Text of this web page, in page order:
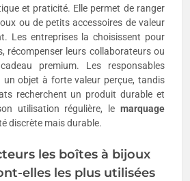
et praticité. Elle permet de ranger
ou de petits accessoires de valeur
Les entreprises la choisissent pour
récompenser leurs collaborateurs ou
premium. Les responsables
un objet à forte valeur perçue, tandis
recherchent un produit durable et
utilisation régulière, le marquage
discrète mais durable.
les boîtes à bijoux
elles les plus utilisées